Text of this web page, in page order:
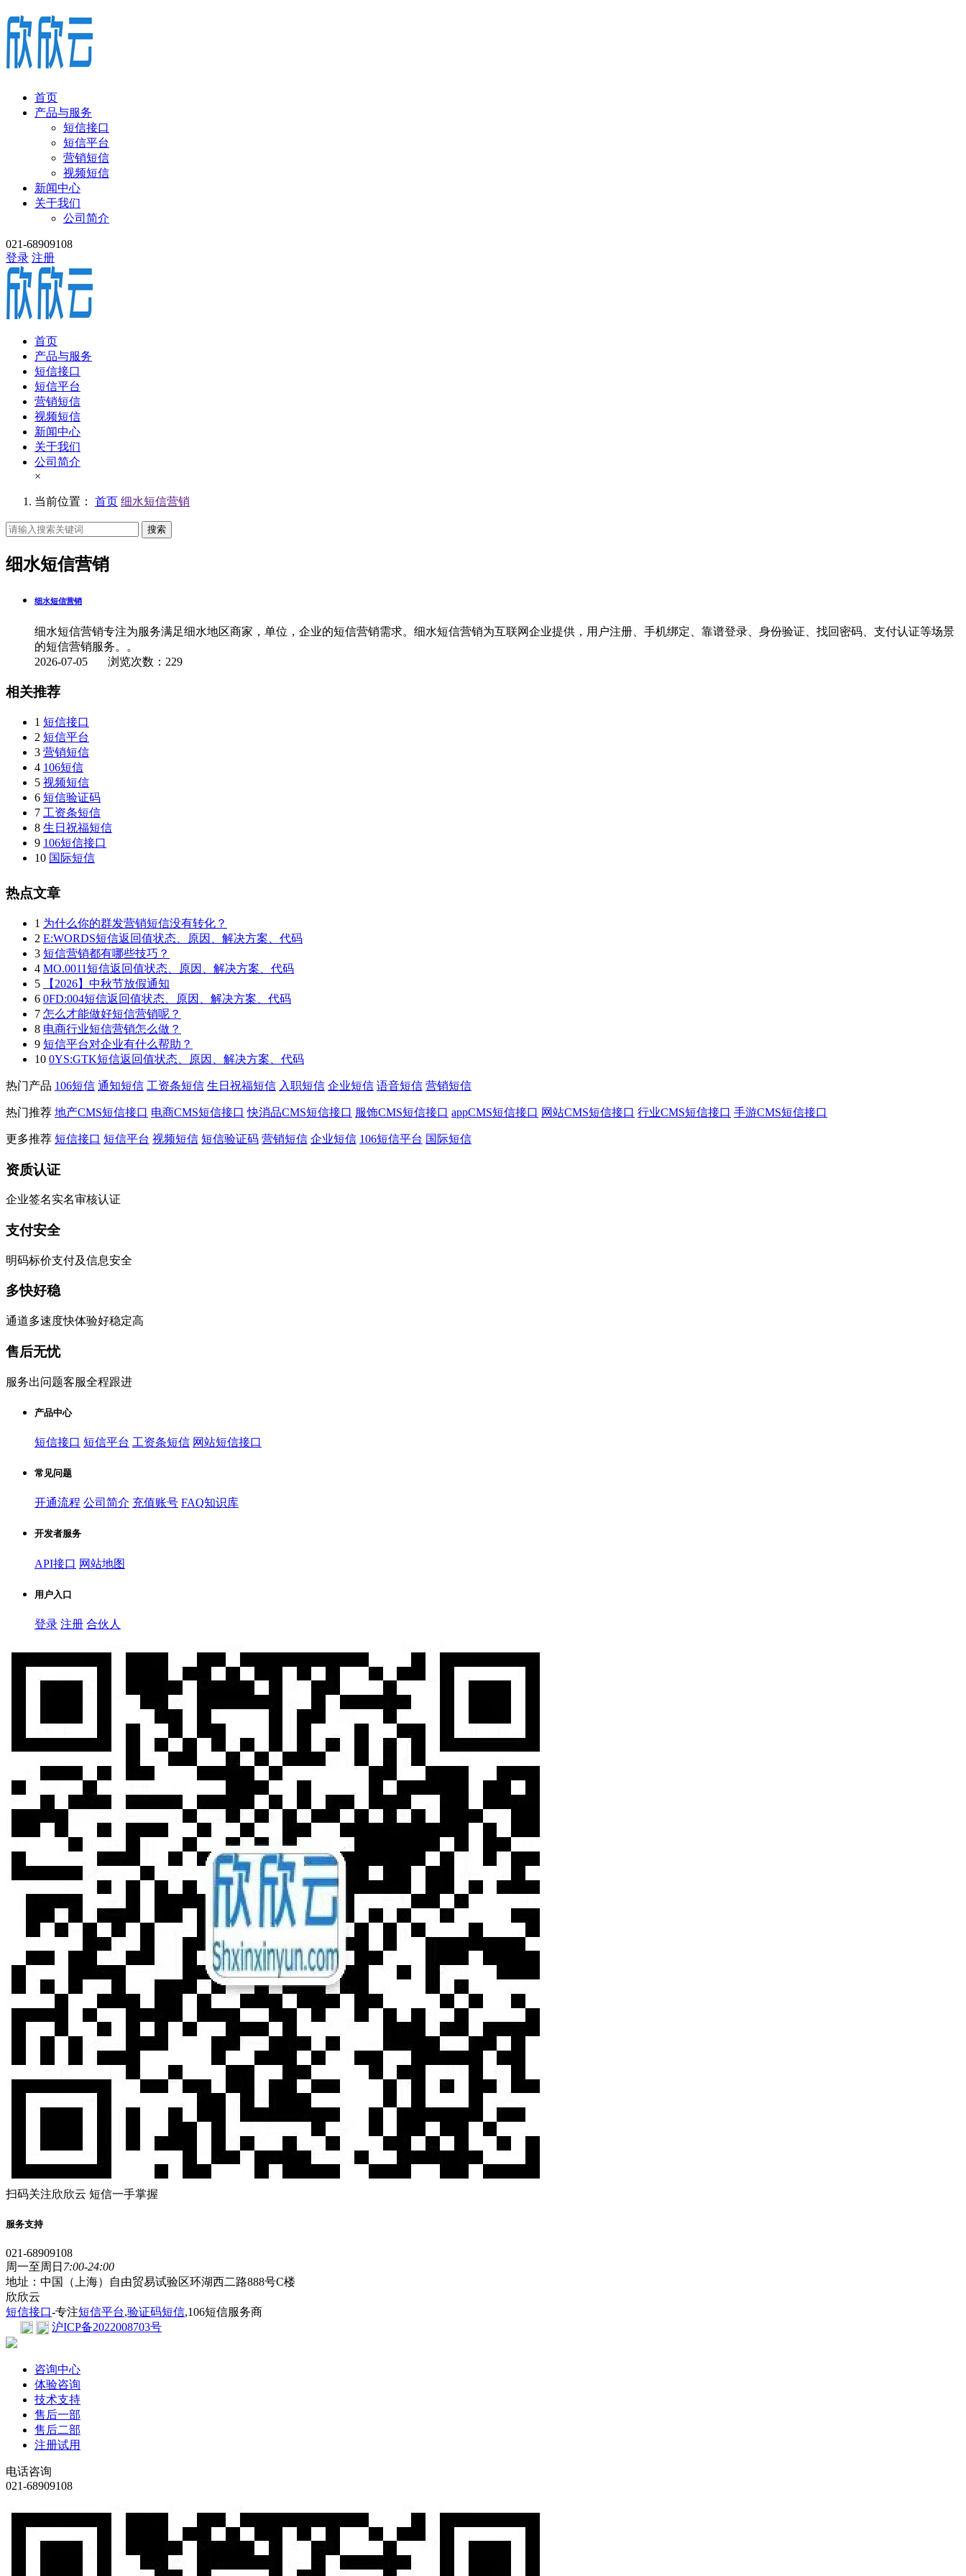
首页
产品与服务
短信接口
短信平台
营销短信
视频短信
新闻中心
关于我们
公司简介
021-68909108
登录 注册
首页
产品与服务
短信接口
短信平台
营销短信
视频短信
新闻中心
关于我们
公司简介
×
当前位置： 首页 细水短信营销
搜索
细水短信营销
细水短信营销
细水短信营销专注为服务满足细水地区商家，单位，企业的短信营销需求。细水短信营销为互联网企业提供，用户注册、手机绑定、靠谱登录、身份验证、找回密码、支付认证等场景
的短信营销服务。。
2026-07-05 浏览次数：229
相关推荐
1 短信接口
2 短信平台
3 营销短信
4 106短信
5 视频短信
6 短信验证码
7 工资条短信
8 生日祝福短信
9 106短信接口
10 国际短信
热点文章
1 为什么你的群发营销短信没有转化？
2 E:WORDS短信返回值状态、原因、解决方案、代码
3 短信营销都有哪些技巧？
4 MO.0011短信返回值状态、原因、解决方案、代码
5
【2026】中秋节放假通知
6 0FD:004短信返回值状态、原因、解决方案、代码
7 怎么才能做好短信营销呢？
8 电商行业短信营销怎么做？
9 短信平台对企业有什么帮助？
10 0YS:GTK短信返回值状态、原因、解决方案、代码
热门产品 106短信 通知短信 工资条短信 生日祝福短信 入职短信 企业短信 语音短信 营销短信
热门推荐 地产CMS短信接口 电商CMS短信接口 快消品CMS短信接口 服饰CMS短信接口 appCMS短信接口 网站CMS短信接口 行业CMS短信接口 手游CMS短信接口
更多推荐 短信接口 短信平台 视频短信 短信验证码 营销短信 企业短信 106短信平台 国际短信
资质认证
企业签名实名审核认证
支付安全
明码标价支付及信息安全
多快好稳
通道多速度快体验好稳定高
售后无忧
服务出问题客服全程跟进
产品中心
短信接口 短信平台 工资条短信 网站短信接口
常见问题
开通流程 公司简介 充值账号 FAQ知识库
开发者服务
API接口 网站地图
用户入口
登录 注册 合伙人
扫码关注欣欣云 短信一手掌握
服务支持
021-68909108
周一至周日 7:00-24:00
地址：中国（上海）自由贸易试验区环湖西二路888号C楼
欣欣云
短信接口-专注短信平台,验证码短信,106短信服务商
沪ICP备2022008703号
咨询中心
体验咨询
技术支持
售后一部
售后二部
注册试用
电话咨询
021-68909108